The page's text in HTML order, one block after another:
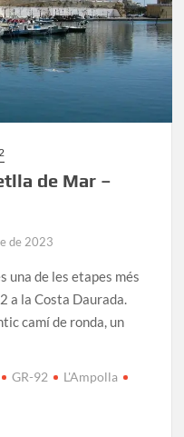
de Mar –
de 2023
una de les etapes més
a la Costa Daurada.
camí de ronda, un
GR-92
L'Ampolla